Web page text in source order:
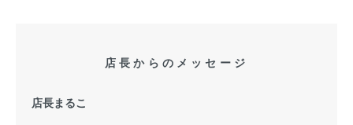
店長からのメッセージ
店長まるこ